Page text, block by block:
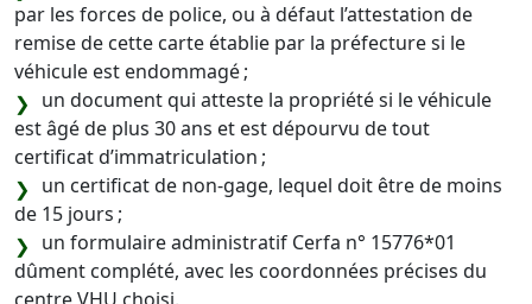
par les forces de police, ou à défaut l’attestation de
remise de cette carte établie par la préfecture si le
véhicule est endommagé ;
un document qui atteste la propriété si le véhicule
est âgé de plus 30 ans et est dépourvu de tout
certificat d’immatriculation ;
un certificat de non-gage, lequel doit être de moins
de 15 jours ;
un formulaire administratif Cerfa n° 15776*01
dûment complété, avec les coordonnées précises du